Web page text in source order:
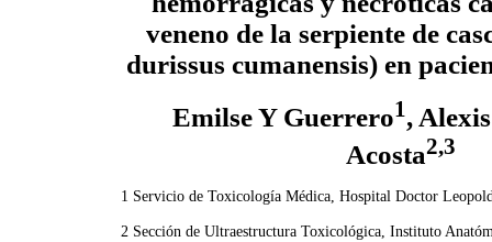
veneno de la serpiente de
durissus cumanensis) en
Emilse Y Guerrero1,
Acosta2,3
1 Servicio de Toxicología Médica, Hospital Doctor
2 Sección de Ultraestructura Toxicológica, Instituto